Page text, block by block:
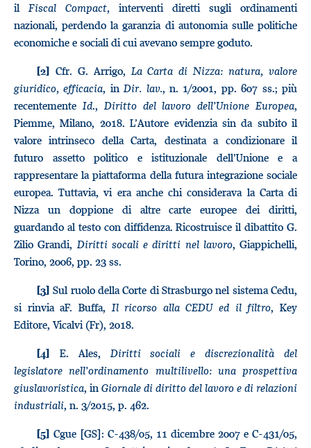
il Fiscal Compact, interventi diretti sugli ordinamenti
nazionali, perdendo la garanzia di autonomia sulle politiche
economiche e sociali di cui avevano sempre goduto.
[2] Cfr. G. Arrigo, La Carta di Nizza: natura, valore
giuridico, efficacia, inDir. lav., n. 1/2001, pp. 607 ss.; più
recentementeId., Diritto del lavoro dell’Unione Europea,
Piemme, Milano, 2018. L’Autore evidenzia sin da subito il
valore intrinseco della Carta, destinata a condizionare il
futuro assetto politico e istituzionale dell’Unione e a
rappresentare la piattaforma della futura integrazione sociale
europea. Tuttavia, vi era anche chi considerava la Carta di
Nizza un doppione di altre carte europee dei diritti,
guardando al testo con diffidenza. Ricostruisce il dibattito G.
Zilio Grandi, Diritti socali e diritti nel lavoro, Giappichelli,
Torino, 2006, pp. 23 ss.
[3] Sul ruolo della Corte di Strasburgo nel sistema Cedu,
si rinvia aF. Buffa,Il ricorso alla CEDU ed il filtro, Key
Editore, Vicalvi (Fr), 2018.
[4] E. Ales, Diritti sociali e discrezionalità del
legislatore nell’ordinamento multilivello: una prospettiva
giuslavoristica, in Giornale di diritto del lavoro e di relazioni
industriali, n. 3/2015, p. 462.
[5] Cgue [GS]: C-438/05, 11 dicembre 2007 e C-431/05,